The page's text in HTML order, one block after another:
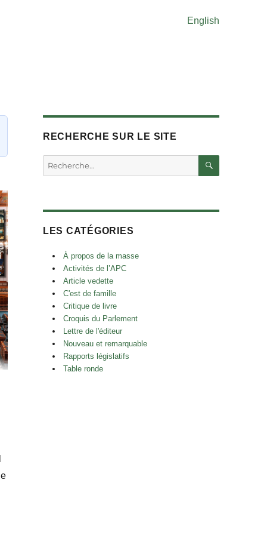
English
RECHERCHE SUR LE SITE
Rechercher :
LES CATÉGORIES
À propos de la masse
Activités de l’APC
Article vedette
C'est de famille
Critique de livre
Croquis du Parlement
Lettre de l'éditeur
Nouveau et remarquable
Rapports législatifs
Table ronde